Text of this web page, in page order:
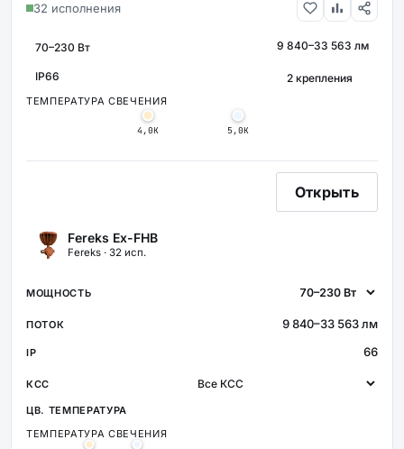
32 исполнения
МОЩНОСТЬ СВЕТОВОЙ ПОТОК
9 840–33 563 лм
ЗАЩИТА
IP66
ТЕМПЕРАТУРА СВЕЧЕНИЯ
4,0К 5,0К
Открыть
Fereks Ex-FHB
Fereks · 32 исп.
9 840–33 563 лм
66
ТЕМПЕРАТУРА СВЕЧЕНИЯ